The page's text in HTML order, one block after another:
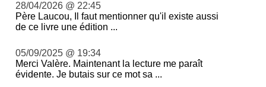
28/04/2026 @ 22:45
Père Laucou, Il faut mentionner qu'il existe aussi
de ce livre une édition ...
05/09/2025 @ 19:34
Merci Valère. Maintenant la lecture me paraît
évidente. Je butais sur ce mot sa ...